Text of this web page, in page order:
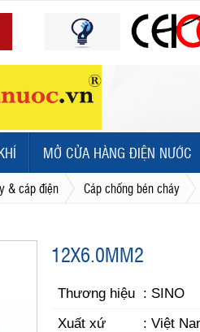
MỞ CỬA HÀNG ĐIỆN NƯỚC
& cáp điện Cáp chống bén cháy
12X6.0MM2
Thương hiệu : SINO
Xuất xứ
: Việt